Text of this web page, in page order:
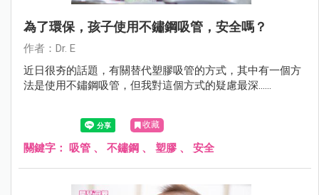
為了環保，孩子使用不鏽鋼吸管，安全嗎？
作者：Dr. E
近日很夯的話題，有關替代塑膠吸管的方式，其中有一個方
法是使用不鏽鋼吸管，但我對這個方式的疑慮最深......
收藏
關鍵字： 吸管 、 不鏽鋼 、 塑膠 、 安全